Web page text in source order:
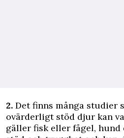
2. Det finns många studier
ovärderligt stöd djur kan
gäller fisk eller fågel, hund